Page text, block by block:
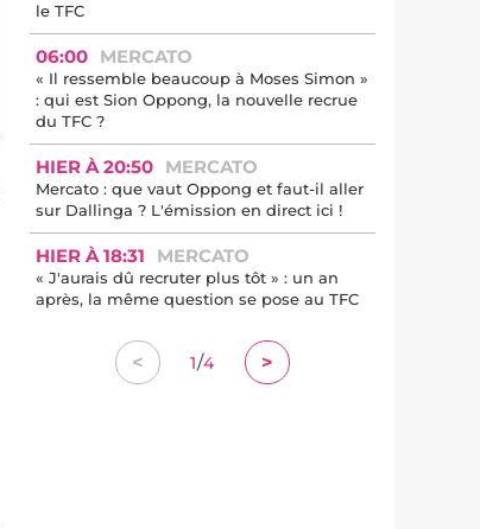
le TFC
06:00 MERCATO
« Il ressemble beaucoup à Moses Simon »
: qui est Sion Oppong, la nouvelle recrue
du TFC ?
HIER À 20:50 MERCATO
Mercato : que vaut Oppong et faut-il aller
sur Dallinga ? L'émission en direct ici !
HIER À 18:31 MERCATO
« J'aurais dû recruter plus tôt » : un an
après, la même question se pose au TFC
< 1/4 >